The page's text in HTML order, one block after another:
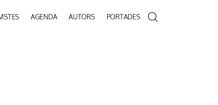
AGENDA AUTORS PORTADES